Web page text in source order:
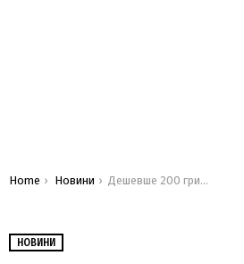
You are here:
Home Новини Дешевше 200 гривень за поїздку: Tesla запускає сервіс безпілотного таксі
НОВИНИ